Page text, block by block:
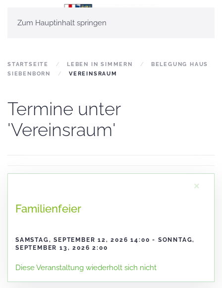
Zum Hauptinhalt springen
STARTSEITE LEBEN IN SIMMERN
BELEGUNG HAUS
SIEBENBORN
VEREINSRAUM
Termine unter
'Vereinsraum'
×
Familienfeier
SAMSTAG, SEPTEMBER 12, 2026 14:00 - SONNTAG,
SEPTEMBER 13, 2026 2:00
Diese Veranstaltung wiederholt sich nicht